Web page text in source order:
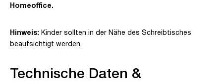
Homeoffice.
Hinweis: Kinder sollten in der Nähe des Schreibtisches
beaufsichtigt werden.
Technische Daten &